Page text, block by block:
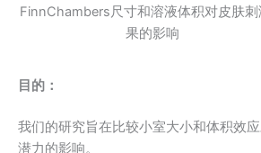
FinnChambers尺寸和溶液体积对皮肤刺
果的影响
目的 ：
我们的研究旨在比较小室大小和体积效
潜力的影响。